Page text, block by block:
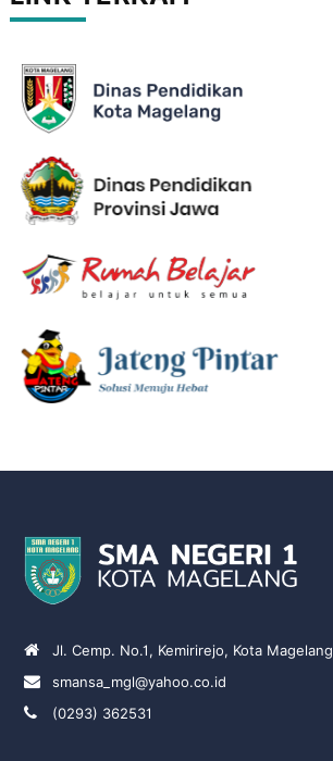
Jl. Cemp. No.1, Kemirirejo, Kota Magelang
smansa_mgl@yahoo.co.id
(0293) 362531